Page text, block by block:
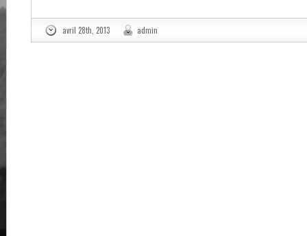
avril 28th, 2013 admin